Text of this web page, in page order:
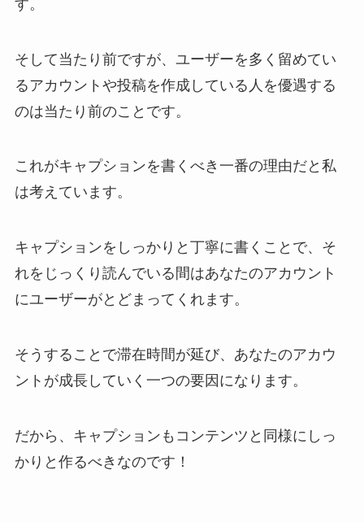
す。
そして当たり前ですが、ユーザーを多く留めてい
るアカウントや投稿を作成している人を優遇する
のは当たり前のことです。
これがキャプションを書くべき一番の理由だと私
は考えています。
キャプションをしっかりと丁寧に書くことで、そ
れをじっくり読んでいる間はあなたのアカウント
にユーザーがとどまってくれます。
そうすることで滞在時間が延び、あなたのアカウ
ントが成長していく一つの要因になります。
だから、キャプションもコンテンツと同様にしっ
かりと作るべきなのです！